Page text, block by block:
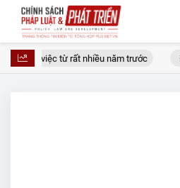
một việc từ rất nhiều năm trước